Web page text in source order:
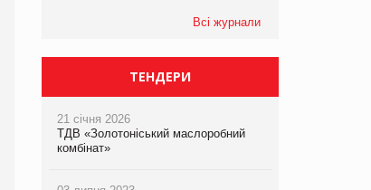
Всі журнали
ТЕНДЕРИ
21 січня 2026
ТДВ «Золотоніський маслоробний
комбінат»